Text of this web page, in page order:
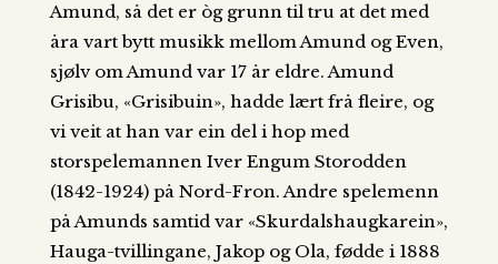
Amund, så det er òg grunn til tru at det med
åra vart bytt musikk mellom Amund og Even,
sjølv om Amund var 17 år eldre. Amund
Grisibu, «Grisibuin», hadde lært frå fleire, og
vi veit at han var ein del i hop med
storspelemannen Iver Engum Storodden
(1842-1924) på Nord-Fron. Andre spelemenn
på Amunds samtid var «Skurdalshaugkarein»,
Hauga-tvillingane, Jakop og Ola, fødde i 1888